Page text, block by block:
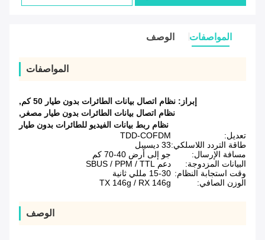
المواصفات الوصف
المواصفات
إبراز: نظام اتصال بيانات الطائرات بدون طيار 50 كم
,
نظام اتصال بيانات الطائرات بدون طيار مصغر ,
نظام ربط بيانات الفيديو للطائرات بدون طيار
تعديل:
TDD-COFDM
طاقة التردد اللاسلكي:33 ديسيبل
مسافة الإرسال:
جو إلى أرض 40-70 كم
البيانات المزدوجة:
دعم SBUS / PPM / TTL
وقت استجابة النظام: 15-30 مللي ثانية
الوزن الصافي:
TX 146g / RX 146g
الوصف